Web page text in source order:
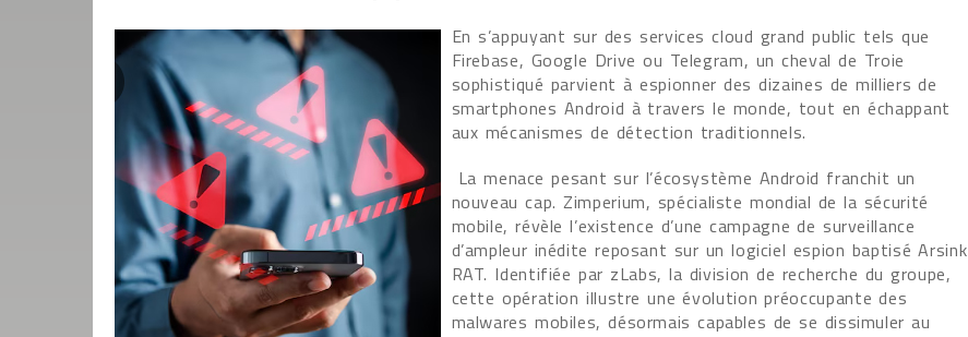
En s’appuyant sur des services cloud grand public tels que
Firebase, Google Drive ou Telegram, un cheval de Troie
sophistiqué parvient à espionner des dizaines de milliers de
smartphones Android à travers le monde, tout en échappant
aux mécanismes de détection traditionnels.
La menace pesant sur l’écosystème Android franchit un
nouveau cap. Zimperium, spécialiste mondial de la sécurité
mobile, révèle l’existence d’une campagne de surveillance
d’ampleur inédite reposant sur un logiciel espion baptisé Arsink
RAT. Identifiée par zLabs, la division de recherche du groupe,
cette opération illustre une évolution préoccupante des
malwares mobiles, désormais capables de se dissimuler au